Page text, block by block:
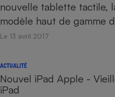
nouvelle tablette tactile,
modèle haut de gamme
Le 13 avril 2017
ACTUALITÉ
Nouvel iPad Apple -
iPad